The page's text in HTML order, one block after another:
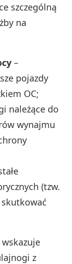
szczególną
na
–
pojazdy
OC;
należące do
wynajmu
(tzw.
z